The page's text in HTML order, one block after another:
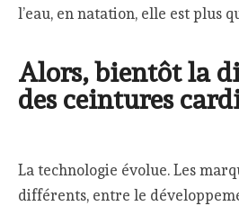
l’eau, en natation, elle est plus
Alors, bientôt la
des ceintures
La technologie évolue. Les
différents, entre le